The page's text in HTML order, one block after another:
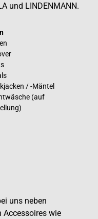
und LINDENMANN.
/ -Mäntel
(auf
uns neben
Accessoires wie